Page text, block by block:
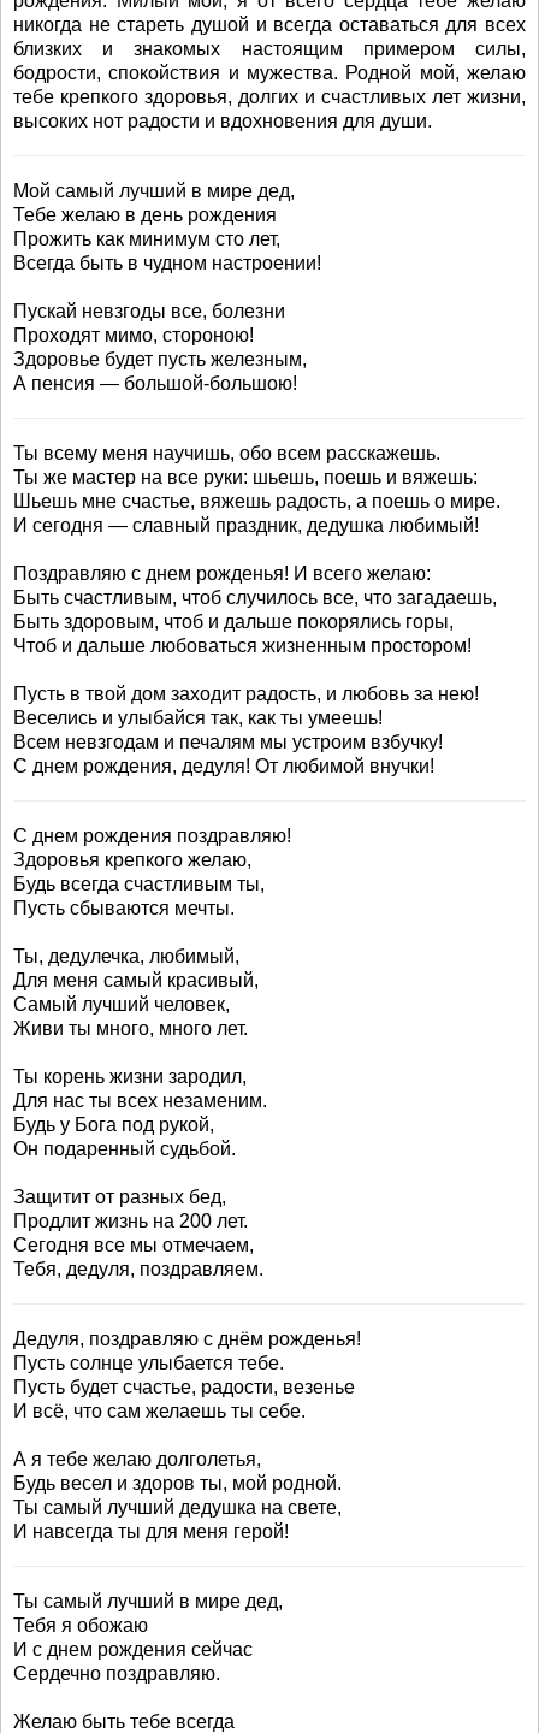
никогда не стареть душой и всегда оставаться для всех
близких и знакомых настоящим примером силы,
бодрости, спокойствия и мужества. Родной мой, желаю
тебе крепкого здоровья, долгих и счастливых лет жизни,
высоких нот радости и вдохновения для души.
Мой самый лучший в мире дед,
Тебе желаю в день рождения
Прожить как минимум сто лет,
Всегда быть в чудном настроении!
Пускай невзгоды все, болезни
Проходят мимо, стороною!
Здоровье будет пусть железным,
А пенсия — большой-большою!
Ты всему меня научишь, обо всем расскажешь.
Ты же мастер на все руки: шьешь, поешь и вяжешь:
Шьешь мне счастье, вяжешь радость, а поешь о мире.
И сегодня — славный праздник, дедушка любимый!
Поздравляю с днем рожденья! И всего желаю:
Быть счастливым, чтоб случилось все, что загадаешь,
Быть здоровым, чтоб и дальше покорялись горы,
Чтоб и дальше любоваться жизненным простором!
Пусть в твой дом заходит радость, и любовь за нею!
Веселись и улыбайся так, как ты умеешь!
Всем невзгодам и печалям мы устроим взбучку!
С днем рождения, дедуля! От любимой внучки!
С днем рождения поздравляю!
Здоровья крепкого желаю,
Будь всегда счастливым ты,
Пусть сбываются мечты.
Ты, дедулечка, любимый,
Для меня самый красивый,
Самый лучший человек,
Живи ты много, много лет.
Ты корень жизни зародил,
Для нас ты всех незаменим.
Будь у Бога под рукой,
Он подаренный судьбой.
Защитит от разных бед,
Продлит жизнь на 200 лет.
Сегодня все мы отмечаем,
Тебя, дедуля, поздравляем.
Дедуля, поздравляю с днём рожденья!
Пусть солнце улыбается тебе.
Пусть будет счастье, радости, везенье
И всё, что сам желаешь ты себе.
А я тебе желаю долголетья,
Будь весел и здоров ты, мой родной.
Ты самый лучший дедушка на свете,
И навсегда ты для меня герой!
Ты самый лучший в мире дед,
Тебя я обожаю
И с днем рождения сейчас
Сердечно поздравляю.
Желаю быть тебе всегда